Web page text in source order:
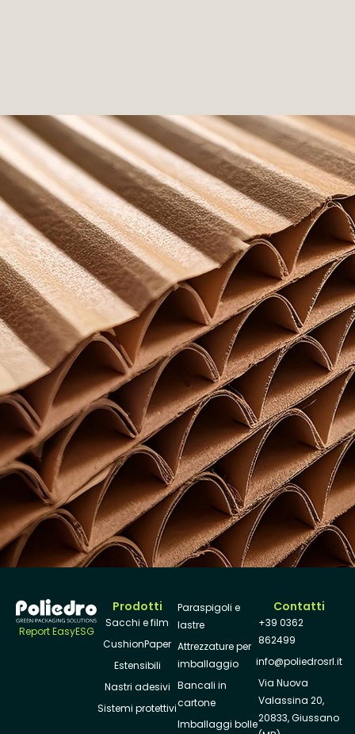
Report EasyESG
Prodotti
Sacchi e film
CushionPaper
Estensibili
Nastri adesivi
Sistemi protettivi
Paraspigoli e
lastre
Attrezzature per
imballaggio
Bancali in
cartone
Imballaggi bolle
Contatti
+39 0362
862499
info@poliedrosrl.it
Via Nuova
Valassina 20,
20833, Giussano